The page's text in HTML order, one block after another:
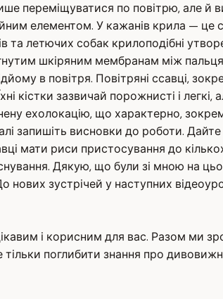
переміщуватися по повітрю, але
елементом. У кажанів крила — це
та летючих собак крилоподібні
шкіряним мембранам між
в повітря. Повітряні ссавці,
кістки зазвичай порожнисті і
ехолокацію, що характерно,
запишіть висновки до роботи. Дайте
мати риси пристосування до
Дякую, що були зі мною на
нових зустрічей у наступних
і корисним для вас. Разом ми
поглибити знання про